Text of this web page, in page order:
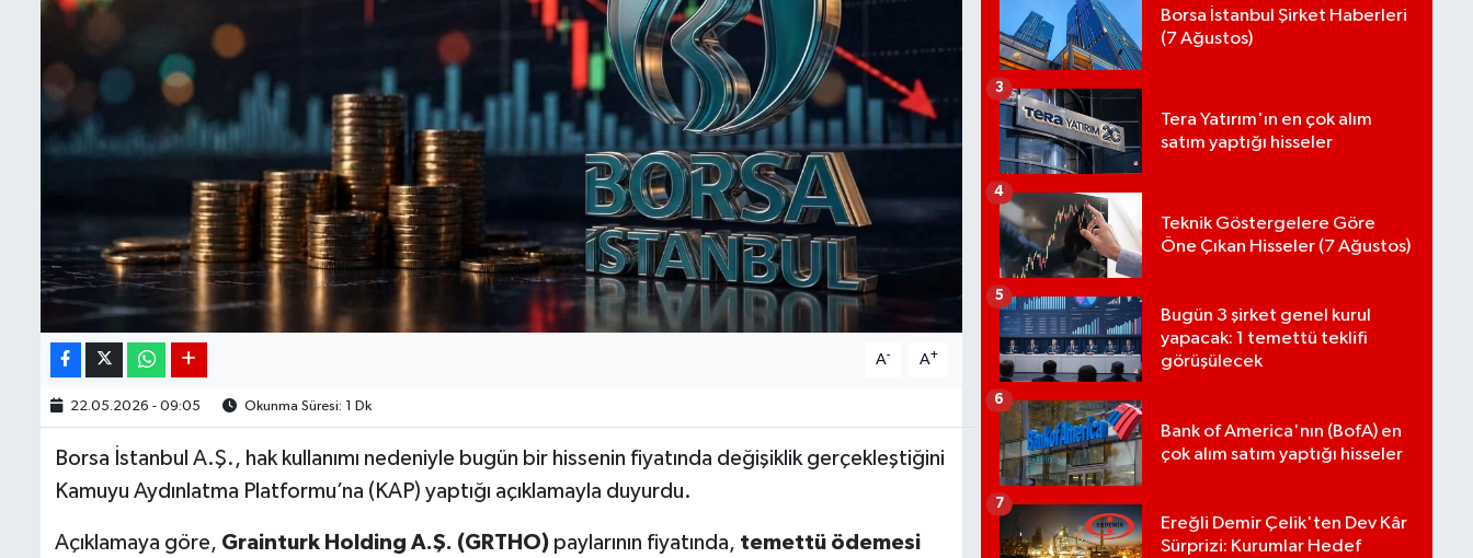
A- A+
22.05.2026 - 09:05 Okunma Süresi: 1 Dk
Borsa İstanbul A.Ş., hak kullanımı nedeniyle bugün bir hissenin fiyatında değişiklik gerçekleştiğini
Kamuyu Aydınlatma Platformu’na (KAP) yaptığı açıklamayla duyurdu.
Açıklamaya göre, Grainturk Holding A.Ş. (GRTHO) paylarının fiyatında, temettü ödemesi
Borsa İstanbul Şirket Haberleri
(7 Ağustos)
Tera Yatırım'ın en çok alım
satım yaptığı hisseler
3
Teknik Göstergelere Göre
Öne Çıkan Hisseler (7 Ağustos)
4
Bugün 3 şirket genel kurul
yapacak: 1 temettü teklifi
görüşülecek
5
Bank of America'nın (BofA) en
çok alım satım yaptığı hisseler
6
Ereğli Demir Çelik'ten Dev Kâr
Sürprizi: Kurumlar Hedef
7